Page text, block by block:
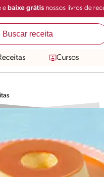
e baixe grátisnossos livros de
Cursos